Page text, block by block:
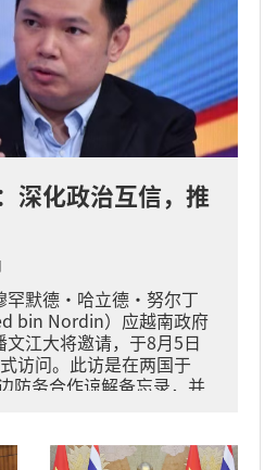
深化政治互信，推
罕默德·哈立德·努尔丁
bin Nordin）应越南政府
江大将邀请，于8月5日
访问。此访是在两国于
防务合作谅解备忘录，并